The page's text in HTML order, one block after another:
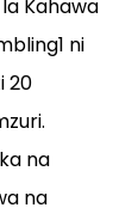
Kahawa
ni
20
na
na